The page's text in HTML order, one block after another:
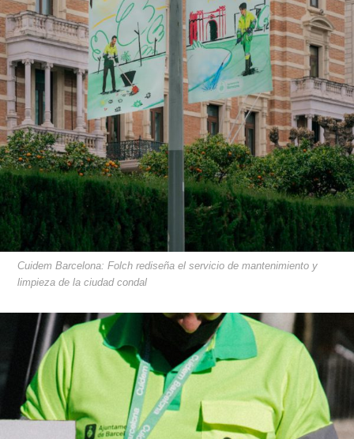
Cuidem Barcelona: Folch rediseña el servicio de mantenimiento y
limpieza de la ciudad condal